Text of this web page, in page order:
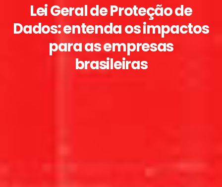
Lei Geral de Proteção de
Dados: entenda os impactos
para as empresas
brasileiras